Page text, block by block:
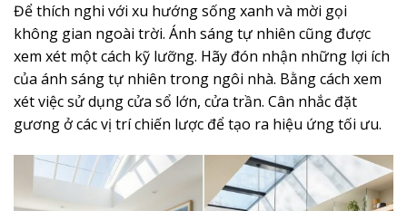
Để thích nghi với xu hướng sống xanh và mời gọi
không gian ngoài trời. Ánh sáng tự nhiên cũng được
xem xét một cách kỹ lưỡng. Hãy đón nhận những lợi ích
của ánh sáng tự nhiên trong ngôi nhà. Bằng cách xem
xét việc sử dụng cửa sổ lớn, cửa trần. Cân nhắc đặt
gương ở các vị trí chiến lược để tạo ra hiệu ứng tối ưu.